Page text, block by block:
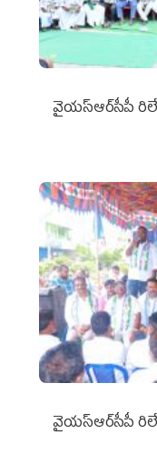
వైయ‌స్ఆర్‌సీపీ రిలే
వైయ‌స్ఆర్‌సీపీ రిలే